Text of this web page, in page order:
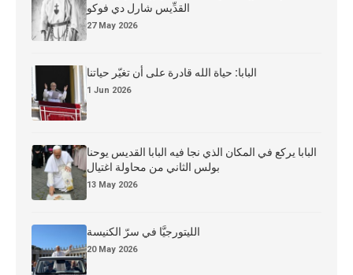
القدِّيس شارل دي فوكو
27 May 2026
البابا: حياة الله قادرة على أن تغيّر حياتنا
1 Jun 2026
البابا يركع في المكان الذي نجا فيه البابا القديس يوحنا
بولس الثاني من محاولة اغتيال
13 May 2026
الليتورجيَّا في سرّ الكنيسة
20 May 2026